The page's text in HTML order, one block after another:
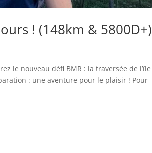
! (148km & 5800D+)
le nouveau défi BMR : la traversée de l’île
: une aventure pour le plaisir ! Pour